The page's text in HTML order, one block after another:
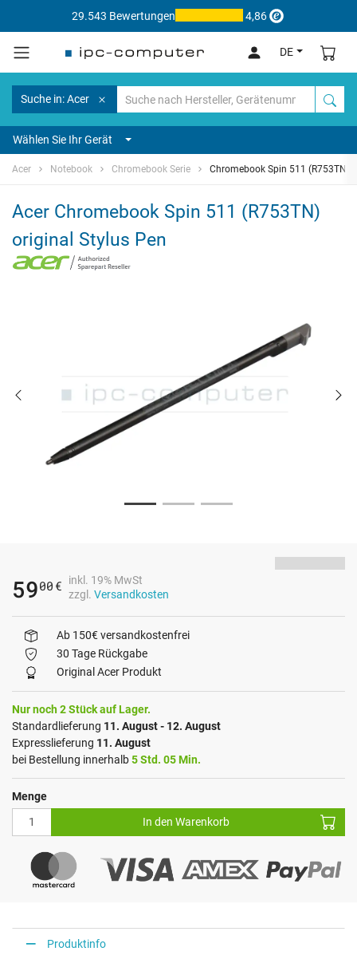
29.543 Bewertungen 4,86
DE
Suche in: Acer
Wählen Sie Ihr Gerät
Acer Notebook Chromebook Serie Chromebook Spin 511 (R753TN)
Acer Chromebook Spin 511 (R753TN)
original Stylus Pen
5900 €
inkl. 19% MwSt
zzgl. Versandkosten
Ab 150€ versandkostenfrei
30 Tage Rückgabe
Original Acer Produkt
Nur noch 2 Stück auf Lager.
Standardlieferung 11. August - 12. August
Expresslieferung 11. August
bei Bestellung innerhalb5 Std. 05 Min.
Menge
In den Warenkorb
Produktinfo